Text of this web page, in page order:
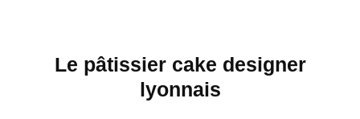
Le pâtissier cake designer
lyonnais